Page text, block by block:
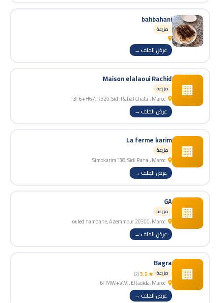
bahbahani
مزرعة
عرض الملف →
🏢
Maison elalaoui Rachid
مزرعة
عرض الملف →
🏢
La ferme karim
مزرعة
عرض الملف →
🏢
GA
مزرعة
عرض الملف →
🏢
Bagra
مزرعة ★ 3.0
(2)
عرض الملف →